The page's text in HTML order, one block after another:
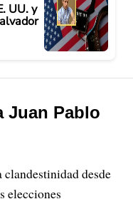
UU. y
Juan Pablo
clandestinidad desde
elecciones